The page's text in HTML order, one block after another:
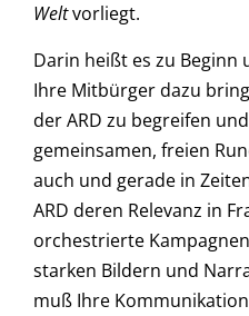
Weltvorliegt.
Darin heißt es zu Beginn
Ihre Mitbürger dazu
der ARD zu begreifen
gemeinsamen, freien
auch und gerade in
ARD deren Relevanz in
orchestrierte
starken Bildern und
muß Ihre